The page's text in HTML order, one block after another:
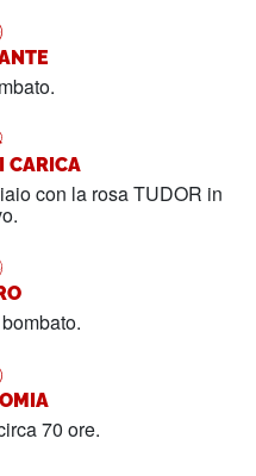
CARICA
con la rosa TUDOR in
70 ore.